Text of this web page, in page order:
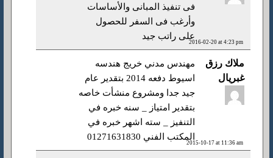
2016-02-20 at 4:23 pm
فى تنفيذ المبانى والأساسات
وأرغب فى السفر للحصول
على راتب جيد
ملاك رزق
غبريال
2015-10-17 at 11:36 am
مهندس مدني خريج هندسه
اسيوط دفعه 2014 بتقدير عام
جيد جدا ومشروع منشأت خاصه
بتقدير امتياز _ سنه خبره في
التنفيز _ سته اشهر خبره في
المكتب الفني 01271631830